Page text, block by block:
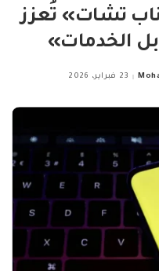
تشات» تُعزز
الخدمات»
23 فبراير، 2026